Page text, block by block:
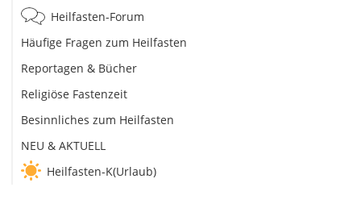
Heilfasten-Forum
Häufige Fragen zum Heilfasten
Reportagen & Bücher
Religiöse Fastenzeit
Besinnliches zum Heilfasten
NEU & AKTUELL
Heilfasten-K(Urlaub)